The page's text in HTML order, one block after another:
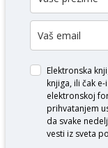
Elektronska
knjiga, ili čak
elektronskoj
prihvatanjem
da svake
vesti iz sveta